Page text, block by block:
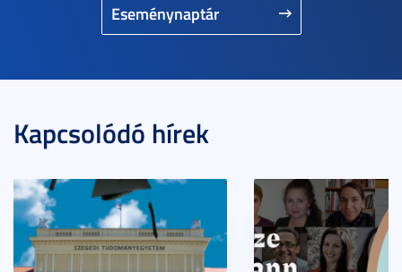
Eseménynaptár
Kapcsolódó hírek